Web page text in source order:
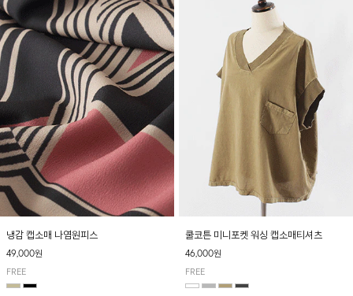
냉감 캡소매 나염원피스
49,000원
FREE
쿨코튼 미니포켓 워싱 캡소매티셔츠
46,000원
FREE